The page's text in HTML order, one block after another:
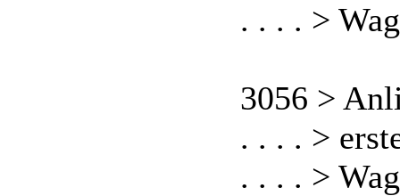
. . . . >
3056 >
. . . . >
. . . . >